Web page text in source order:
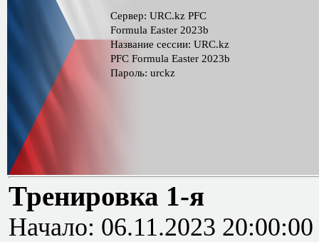
Сервер: URC.kz PFС
Formula Easter 2023b
Название сессии: URC.kz
PFС Formula Easter 2023b
Пароль: urckz
Тренировка 1-я
Начало: 06.11.2023 20:00:00